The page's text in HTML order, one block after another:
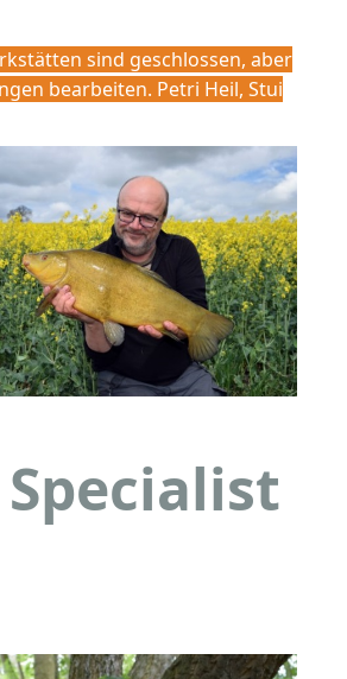
sind geschlossen, aber
bearbeiten. Petri Heil, Stui